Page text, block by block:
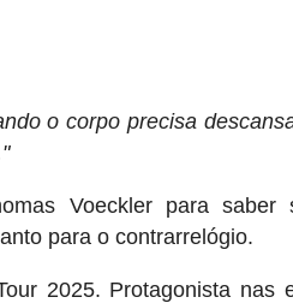
o corpo precisa
Voeckler para saber
para o contrarrelógio.
2025. Protagonista nas